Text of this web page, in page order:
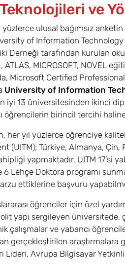
ve
ulusal bağımsız anketin
of Information
Derneği tarafından kurulan
ATLAS, MICROSOFT, NOVEL
Microsoft Certified
University of Information
iyi 13 üniversitesinden ikinci
öğrencilerin birincil tercihi
her yıl yüzlerce öğrenciye
(UITM); Türkiye, Almanya,
yapmaktadır. UITM 17’si
Lehçe Doktora programı
ettiklerine başvuru
öğrenciler için özel
yapı sergileyen
çalışmalar ve yabancı
gerçekleştirilen araştırmalara
Lideri, Avrupa Bilgisayar